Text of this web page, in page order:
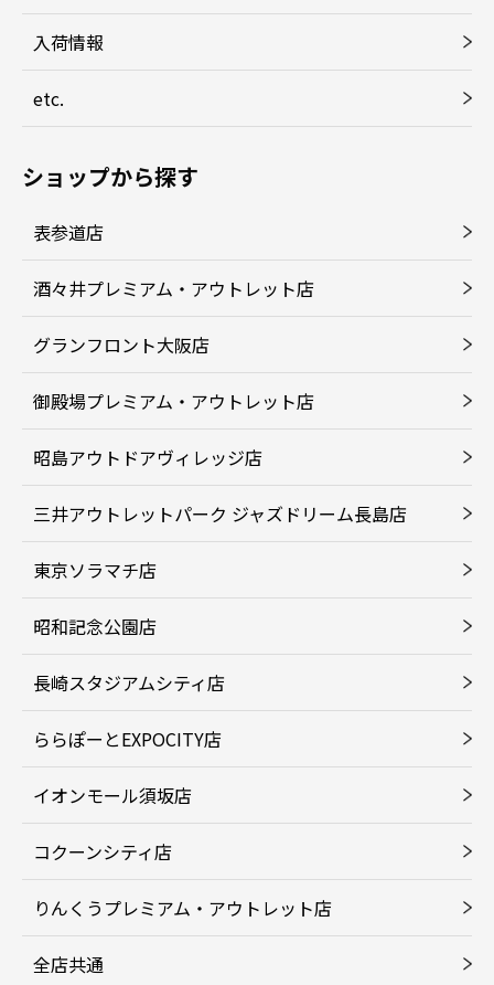
入荷情報
etc.
ショップから探す
表参道店
酒々井プレミアム・アウトレット店
グランフロント大阪店
御殿場プレミアム・アウトレット店
昭島アウトドアヴィレッジ店
三井アウトレットパーク ジャズドリーム長島店
東京ソラマチ店
昭和記念公園店
長崎スタジアムシティ店
ららぽーとEXPOCITY店
イオンモール須坂店
コクーンシティ店
りんくうプレミアム・アウトレット店
全店共通